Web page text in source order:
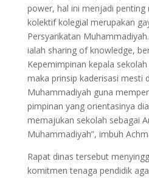
power, hal ini menjadi penting
kolektif kolegial merupakan
Persyarikatan
ialah sharing of knowledge,
Kepemimpinan kepala
maka prinsip kaderisasi mesti
Muhammadiyah guna
pimpinan yang orientasinya
memajukan sekolah sebagai
Muhammadiyah”, imbuh
Rapat dinas tersebut
komitmen tenaga pendidik